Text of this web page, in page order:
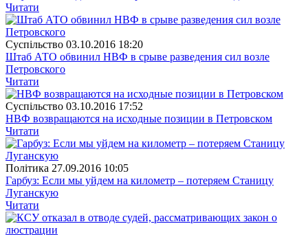
Читати
Суспiльство 03.10.2016 18:20
Штаб АТО обвинил НВФ в срыве разведения сил возле
Петровского
Читати
Суспiльство 03.10.2016 17:52
НВФ возвращаются на исходные позиции в Петровском
Читати
Полiтика 27.09.2016 10:05
Гарбуз: Если мы уйдем на километр – потеряем Станицу
Луганскую
Читати